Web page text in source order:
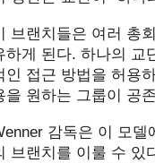
브랜치들은 여러 총
하게 된다. 하나의 교
인 접근 방법을 허용
을 원하는 그룹이 공
감독은 이 모
브랜치를 이룰 수 있